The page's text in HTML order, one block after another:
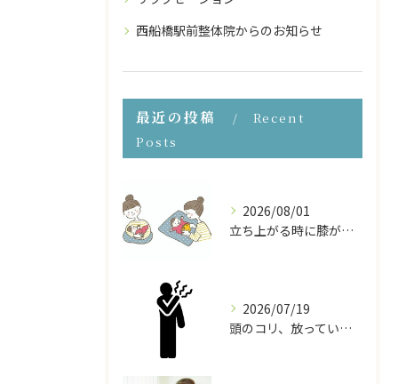
西船橋駅前整体院からのお知らせ
最近の投稿
Recent
Posts
2026/08/01
立ち上がる時に膝が痛い！産後の膝の痛みの原因と対処法
2026/07/19
頭のコリ、放っていませんか？ドライヘッドスパで頭から体をほぐす